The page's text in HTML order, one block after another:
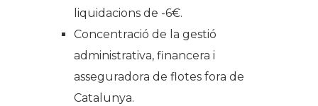
liquidacions de -6€.
Concentració de la gestió
administrativa, financera i
asseguradora de flotes fora de
Catalunya.